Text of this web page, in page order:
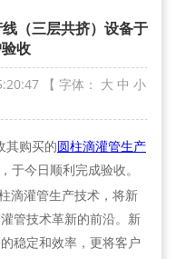
（三层共挤）设备于
收
【 字体： 大 中 小
其购买的 圆柱滴灌管生产
于今日顺利完成验收。
滴灌管生产技术，将新
管技术革新的前沿。新
稳定和效率，更将客户